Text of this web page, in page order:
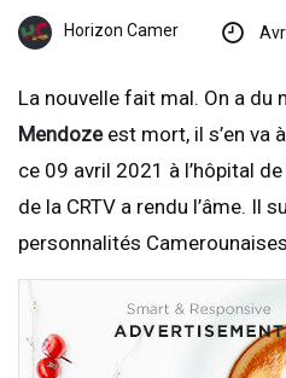
Horizon Camer
La nouvelle fait mal. On a du
Mendozeest mort, il s’en va
ce 09 avril 2021 à l’hôpital
de la CRTV a rendu l’âme. Il
personnalités